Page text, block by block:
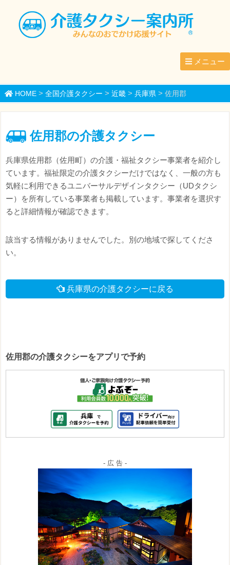
メニュー
HOME> 全国介護タクシー > 近畿> 兵庫県> 佐用郡
佐用郡の介護タクシー
兵庫県佐用郡（佐用町）の介護・福祉タクシー事業者を紹介し
ています。福祉限定の介護タクシーだけではなく、一般の方も
気軽に利用できるユニバーサルデザインタクシー（UDタクシ
ー）を所有している事業者も掲載しています。事業者を選択す
ると詳細情報が確認できます。
該当する情報がありませんでした。別の地域で探してくださ
い。
兵庫県の介護タクシーに戻る
佐用郡の介護タクシーをアプリで予約
- 広 告 -